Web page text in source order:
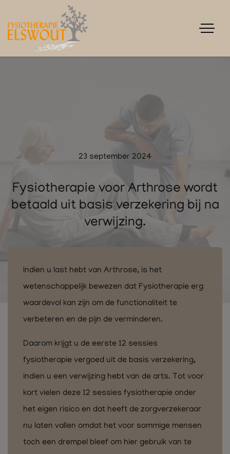
23 september 2024
Fysiotherapie voor Arthrose wordt
betaald uit basis verzekering bij na
verwijzing.
Indien u last hebt van Arthrose, is het
wetenschappelijk bewezen dat Fysiotherapie erg
waardevol kan zijn om de functionaliteit te
verbeteren en de pijn de verminderen.
Daarom krijgt u de eerste 12 sessies
fysiotherapie vergoed uit de basis verzekering,
indien u een verwijzing hebt van de arts. Tot voor
kort vielen deze 12 sessies fysiotherapie onder
het eigen risico en dat heeft de zorgverzekeraar
nu laten vallen omdat het voor sommige mensen
toch een drempel bleef om hier gebruik van te